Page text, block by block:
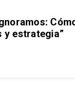
y estrategia”